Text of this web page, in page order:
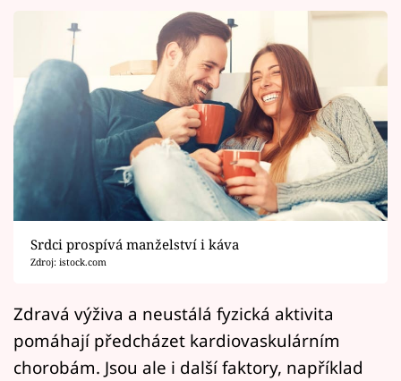
Seriály
Horoskopy
Sledujte prima+
Filmový festival Karlovy Vary
Přihlášení
Srdci prospívá manželství i káva
Zdroj: istock.com
Zdravá výživa a neustálá fyzická aktivita
pomáhají předcházet kardiovaskulárním
chorobám. Jsou ale i další faktory, například